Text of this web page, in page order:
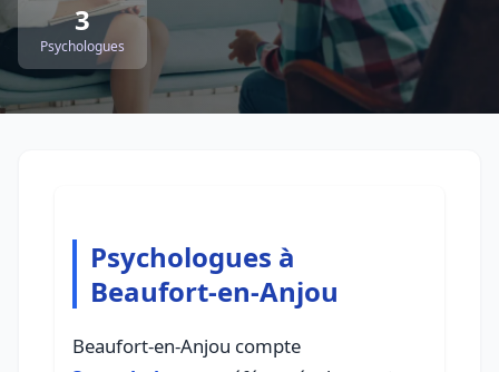
3
Psychologues
Psychologues à
Beaufort-en-Anjou
Beaufort-en-Anjou compte